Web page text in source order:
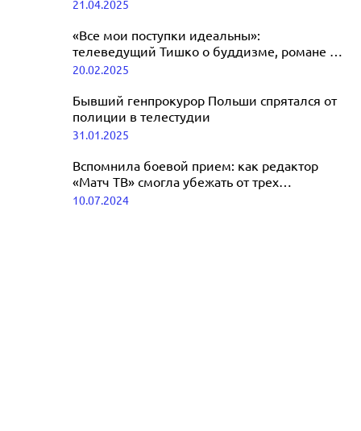
атаке дрона ВСУ
21.04.2025
«Все мои поступки идеальны»:
телеведущий Тишко о буддизме, романе с
Анфисой Чеховой и участии в
20.02.2025
Бывший генпрокурор Польши спрятался от
полиции в телестудии
31.01.2025
Вспомнила боевой прием: как редактор
«Матч ТВ» смогла убежать от трех
насильников-мигрантов
10.07.2024